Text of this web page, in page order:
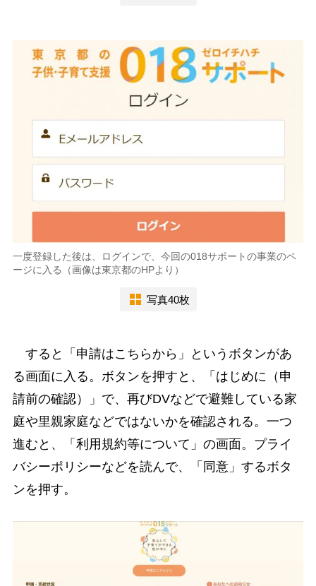
一度登録した後は、ログインで、今回の018サポートの事業のペ
ージに入る（画像は東京都のHPより）
写真40枚
すると「申請はこちらから」というボタンがあ
る画面に入る。ボタンを押すと、「はじめに（申
請前の確認）」で、再びDVなどで避難している家
庭や里親家庭などではないかを確認される。一つ
進むと、「利用規約等について」の画面。プライ
バシーポリシーなどを読んで、「同意」するボタ
ンを押す。